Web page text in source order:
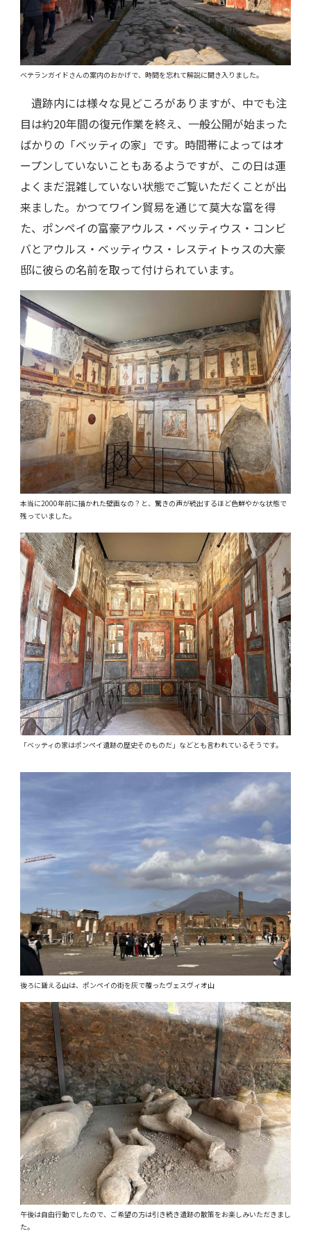
ベテランガイドさんの案内のおかげで、時間を忘れて解説に聞き入りました。
遺跡内には様々な見どころがありますが、中でも注
目は約20年間の復元作業を終え、一般公開が始まった
ばかりの「ベッティの家」です。時間帯によってはオ
ープンしていないこともあるようですが、この日は運
よくまだ混雑していない状態でご覧いただくことが出
来ました。かつてワイン貿易を通じて莫大な富を得
た、ポンペイの富豪アウルス・ベッティウス・コンビ
バとアウルス・ベッティウス・レスティトゥスの大豪
邸に彼らの名前を取って付けられています。
本当に2000年前に描かれた壁画なの？と、驚きの声が続出するほど色鮮やかな状態で
残っていました。
「ベッティの家はポンペイ遺跡の歴史そのものだ」などとも言われているそうです。
後ろに聳える山は、ポンペイの街を灰で覆ったヴェスヴィオ山
午後は自由行動でしたので、ご希望の方は引き続き遺跡の散策をお楽しみいただきまし
た。